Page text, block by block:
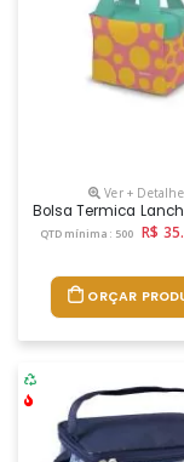
Ver +
Bolsa Termica
QTD mínima: 500 R$
ORÇAR